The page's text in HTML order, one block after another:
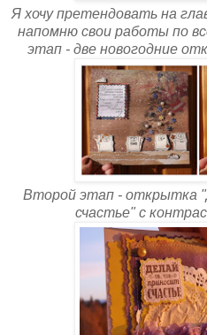
Я хочу претендовать на
напомню свои работы по
этап - две новогодние
Второй этап - открытка
счастье" с